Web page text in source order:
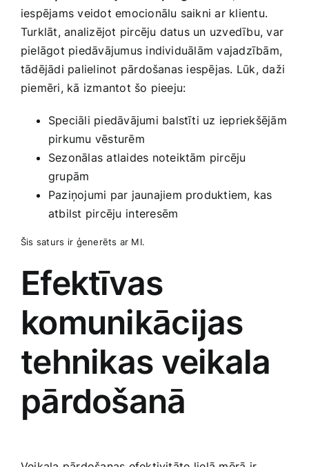
iespējams veidot ​emocionālu saikni ar klientu.
Turklāt, analizējot pircēju datus un uzvedību, var
pielāgot piedāvājumus individuālām vajadzībām,
tādējādi palielinot pārdošanas iespējas. Lūk, daži
piemēri,‍ kā izmantot ‍šo pieeju:
Speciāli piedāvājumi balstīti​ uz‌ iepriekšējām‌
pirkumu vēsturēm
Sezonālas ‍atlaides noteiktām pircēju
grupām
Paziņojumi par jaunajiem produktiem, kas
atbilst pircēju ⁣interesēm
Šis saturs ⁢ir ģenerēts‍ ar MI.
Efektīvas
komunikācijas
tehnikas veikala
pārdošanā